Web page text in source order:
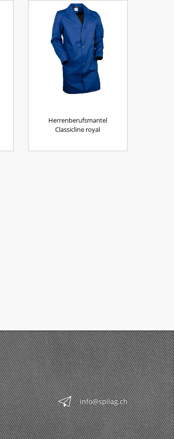
Herrenberufsmantel
Classicline royal
info@spilag.ch